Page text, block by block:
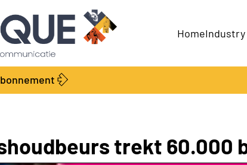
HomeIndustry
trekt 60.000